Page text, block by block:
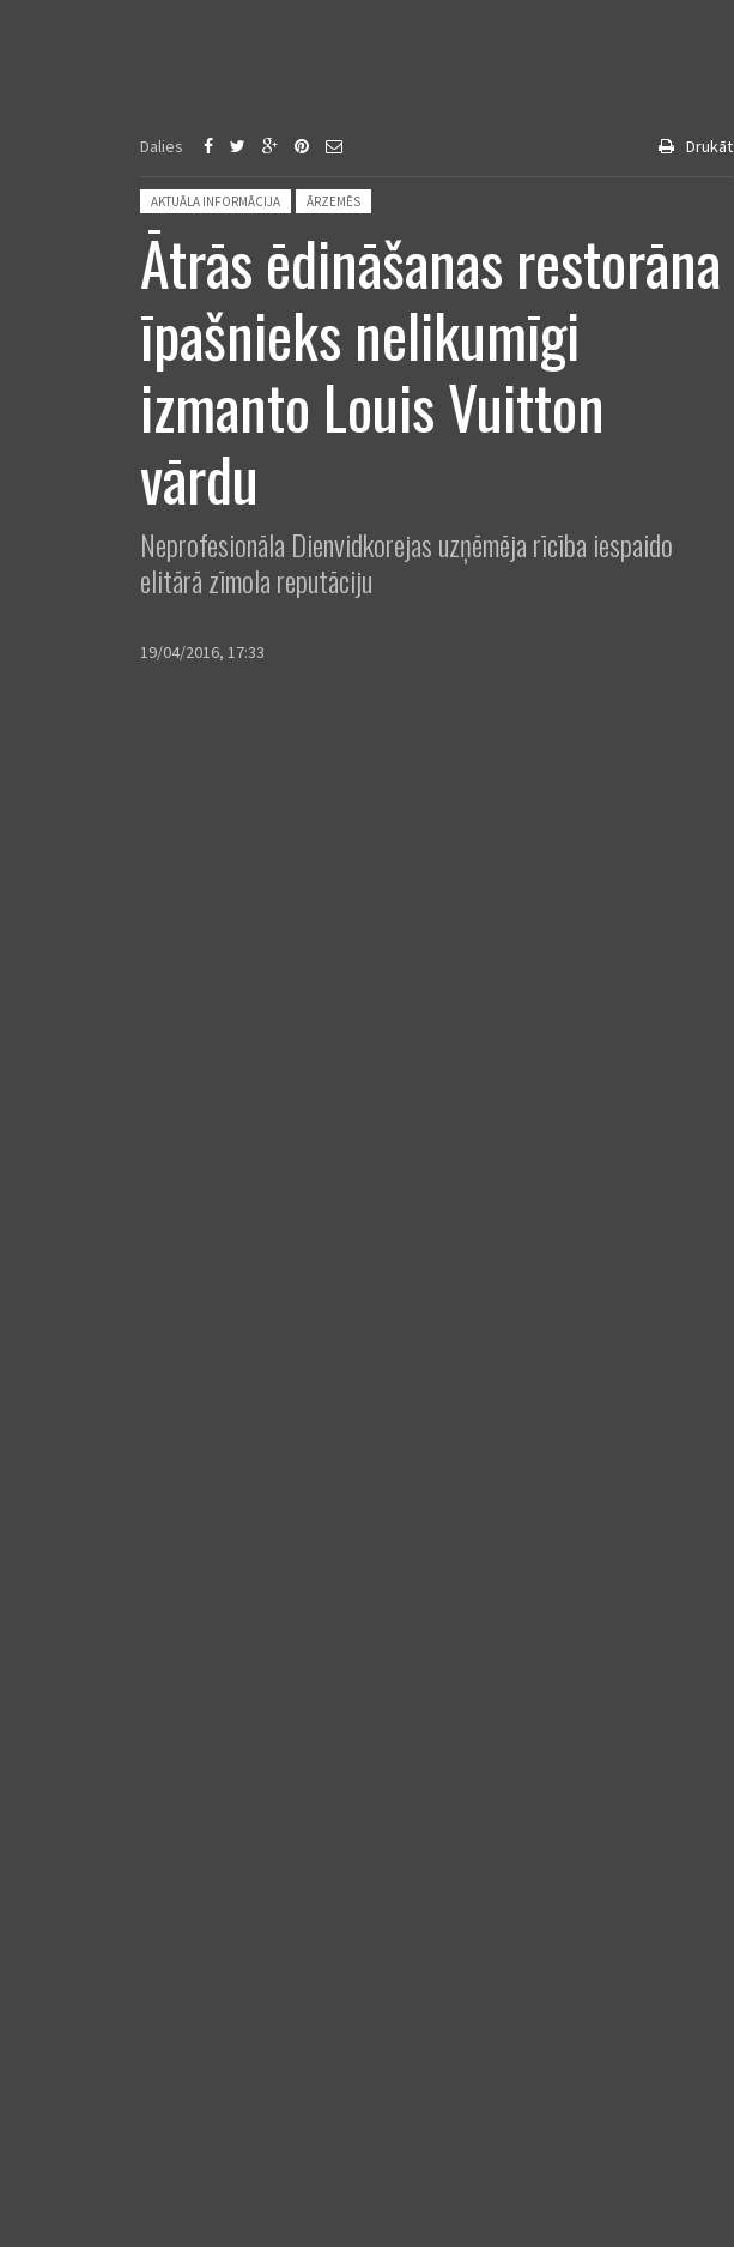
Dalies Drukāt
Posted in:
AKTUĀLA INFORMĀCIJA ĀRZEMĒS
Ātrās ēdināšanas restorāna
īpašnieks nelikumīgi
izmanto Louis Vuitton
vārdu
Neprofesionāla Dienvidkorejas uzņēmēja rīcība iespaido
elitārā zīmola reputāciju
19/04/2016, 17:33